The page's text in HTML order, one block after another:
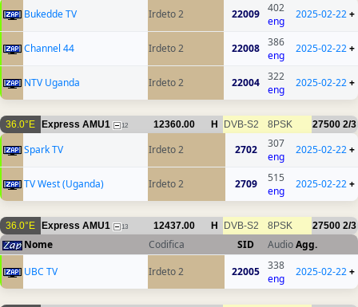
Bukedde TV Irdeto 2 22009
402
eng
2025-02-22+
Channel 44 Irdeto 2 22008
386
eng
2025-02-22+
NTV Uganda Irdeto 2 22004
322
eng
2025-02-22+
36.0°E Express AMU1 12 12360.00 H DVB-S2 8PSK 27500 2/3
Spark TV Irdeto 2 2702
307
eng
2025-02-22+
TV West (Uganda) Irdeto 2 2709
515
eng
2025-02-22+
36.0°E Express AMU1 13 12437.00 H DVB-S2 8PSK 27500 2/3
Nome Codifica SID AudioAgg.
UBC TV
Irdeto 2 22005 338
eng
2025-02-22+